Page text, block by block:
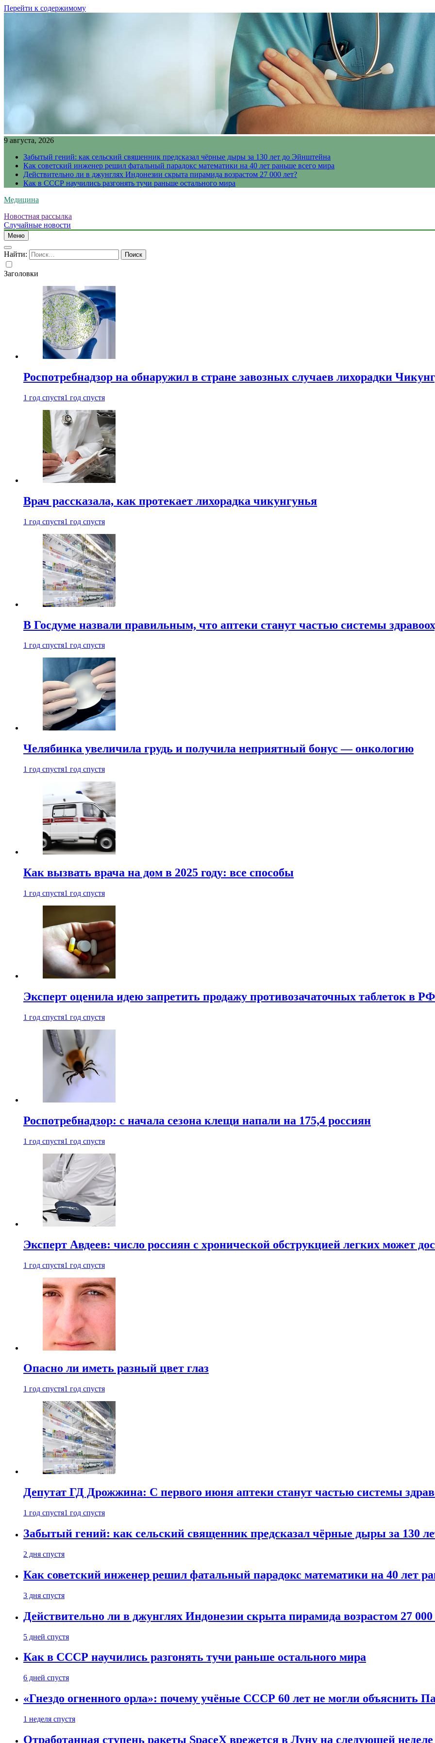
Перейти к содержимому
9 августа, 2026
Забытый гений: как сельский священник предсказал чёрные дыры за 130 лет до Эйнштейна
Как советский инженер решил фатальный парадокс математики на 40 лет раньше всего мира
Действительно ли в джунглях Индонезии скрыта пирамида возрастом 27 000 лет?
Как в СССР научились разгонять тучи раньше остального мира
Медицина
Новостная рассылка
Случайные новости
Меню
Найти:
Заголовки
Роспотребнадзор на обнаружил в стране завозных случаев лихорадки
1 год спустя1 год спустя
Врач рассказала, как протекает лихорадка чикунгунья
1 год спустя1 год спустя
В Госдуме назвали правильным, что аптеки станут частью системы
1 год спустя1 год спустя
Челябинка увеличила грудь и получила неприятный бонус — онкологию
1 год спустя1 год спустя
Как вызвать врача на дом в 2025 году: все способы
1 год спустя1 год спустя
Эксперт оценила идею запретить продажу противозачаточных таблеток в РФ
1 год спустя1 год спустя
Роспотребнадзор: с начала сезона клещи напали на 175,4 россиян
1 год спустя1 год спустя
Эксперт Авдеев: число россиян с хронической обструкцией легких может
1 год спустя1 год спустя
Опасно ли иметь разный цвет глаз
1 год спустя1 год спустя
Депутат ГД Дрожжина: С первого июня аптеки станут частью системы
1 год спустя1 год спустя
Забытый гений: как сельский священник предсказал чёрные дыры за 130
2 дня спустя
Как советский инженер решил фатальный парадокс математики на 40 лет
3 дня спустя
Действительно ли в джунглях Индонезии скрыта пирамида возрастом 27 000
5 дней спустя
Как в СССР научились разгонять тучи раньше остального мира
6 дней спустя
«Гнездо огненного орла»: почему учёные СССР 60 лет не могли объяснить
1 неделя спустя
Отработанная ступень ракеты SpaceX врежется в Луну на следующей неделе